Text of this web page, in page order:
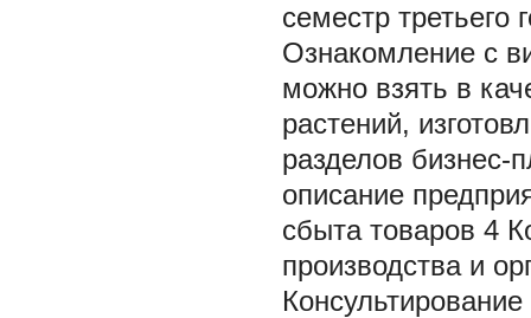
семестр третьего
Ознакомление с
можно взять в
растений,
разделов бизнес-
описание
сбыта товаров 4
производства и